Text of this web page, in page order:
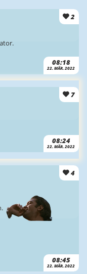
2
08:18
22. MÄR. 2022
7
08:24
22. MÄR. 2022
4
08:45
22. MÄR. 2022